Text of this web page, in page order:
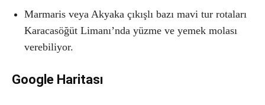
Marmaris veya Akyaka çıkışlı bazı mavi tur rotaları
Karacasöğüt Limanı’nda yüzme ve yemek molası
verebiliyor.
Google Haritası